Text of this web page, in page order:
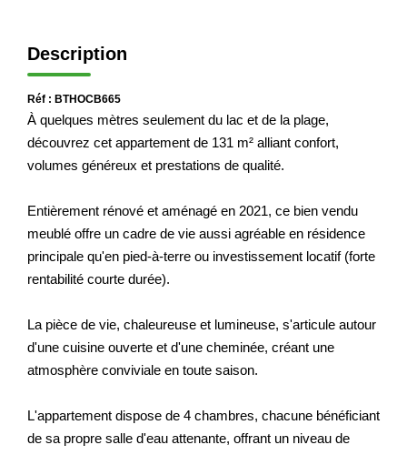
Nos Partenaires
Nos Actualités
CONTACT
EXTRANET CLIENTS
Description
Réf : BTHOCB665
À quelques mètres seulement du lac et de la plage,
découvrez cet appartement de 131 m² alliant confort,
volumes généreux et prestations de qualité.
Entièrement rénové et aménagé en 2021, ce bien vendu
meublé offre un cadre de vie aussi agréable en résidence
principale qu'en pied-à-terre ou investissement locatif (forte
rentabilité courte durée).
La pièce de vie, chaleureuse et lumineuse, s'articule autour
d'une cuisine ouverte et d'une cheminée, créant une
atmosphère conviviale en toute saison.
L'appartement dispose de 4 chambres, chacune bénéficiant
de sa propre salle d'eau attenante, offrant un niveau de